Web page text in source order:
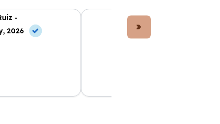
-
2026
Lucía Fernández -
10 Jul, 2026